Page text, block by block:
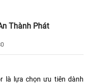
Thành Phát
là lựa chọn ưu tiên dành